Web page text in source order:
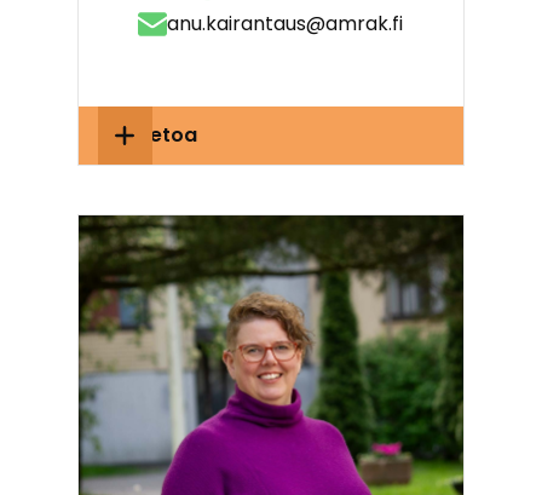
anu.kairantaus@amrak.fi
Lisätietoa